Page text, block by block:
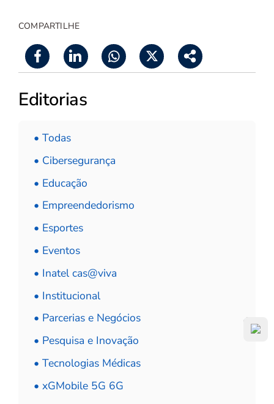
COMPARTILHE
Editorias
• Todas
• Cibersegurança
• Educação
• Empreendedorismo
• Esportes
• Eventos
• Inatel cas@viva
• Institucional
• Parcerias e Negócios
• Pesquisa e Inovação
• Tecnologias Médicas
• xGMobile 5G 6G